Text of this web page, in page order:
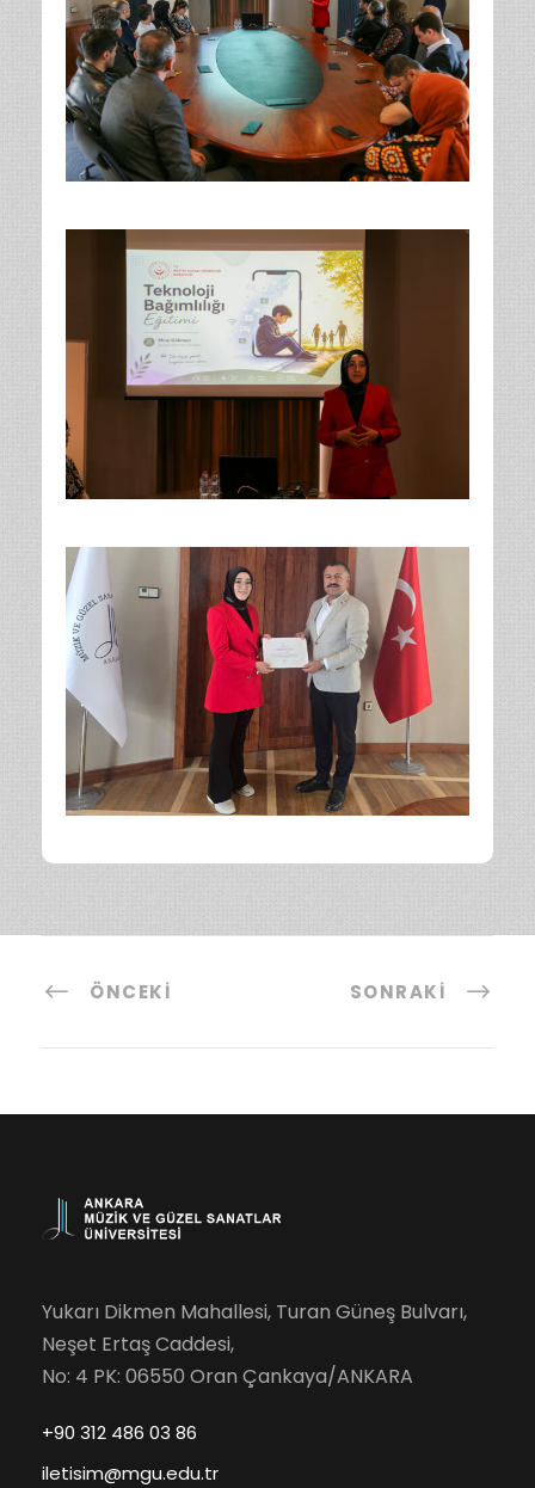
ÖNCEKI SONRAKI
Yukarı Dikmen Mahallesi, Turan Güneş Bulvarı,
Neşet Ertaş Caddesi,
No: 4 PK: 06550 Oran Çankaya/ANKARA
+90 312 486 03 86
iletisim@mgu.edu.tr